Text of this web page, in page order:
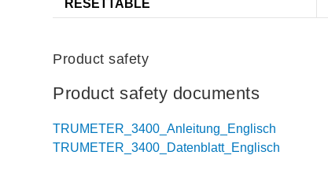
RESETTABLE
Product safety
Product safety documents
TRUMETER_3400_Anleitung_Englisch
TRUMETER_3400_Datenblatt_Englisch